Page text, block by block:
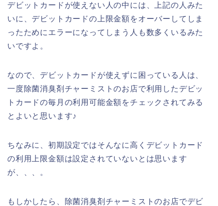
デビットカードが使えない人の中には、上記の人みた
いに、デビットカードの上限金額をオーバーしてしま
ったためにエラーになってしまう人も数多くいるみた
いですよ。
なので、デビットカードが使えずに困っている人は、
一度除菌消臭剤チャーミストのお店で利用したデビッ
トカードの毎月の利用可能金額をチェックされてみる
とよいと思います♪
ちなみに、初期設定ではそんなに高くデビットカード
の利用上限金額は設定されていないとは思います
が、、、。
もしかしたら、除菌消臭剤チャーミストのお店でデビ